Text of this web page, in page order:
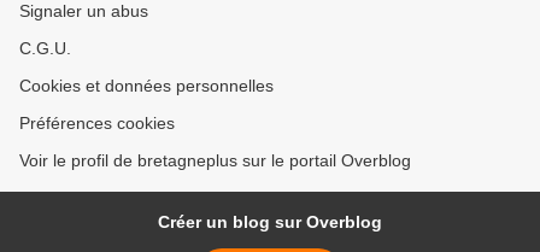
Signaler un abus
C.G.U.
Cookies et données personnelles
Préférences cookies
Voir le profil de bretagneplus sur le portail Overblog
Créer un blog sur Overblog